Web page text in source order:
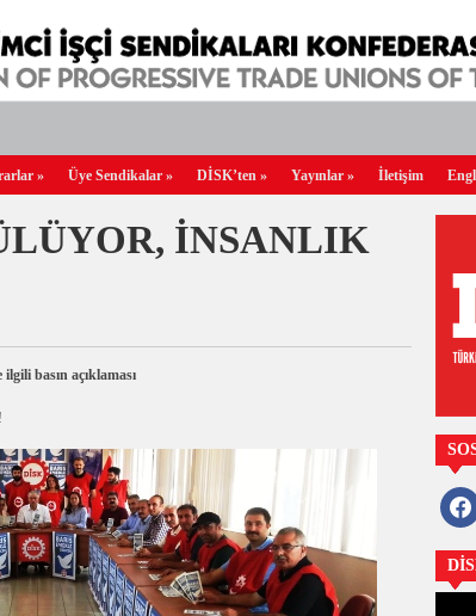
» Üye Sendikalar » DİSK’ten » Yayınlar » İletişim
İNSANLIK
basın açıklaması